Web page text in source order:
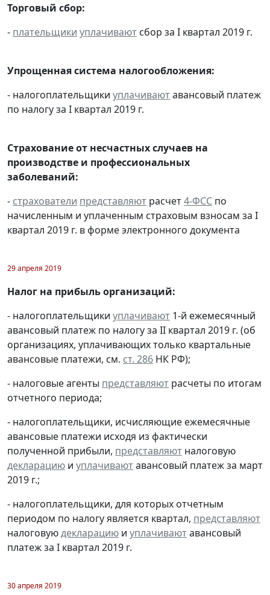
Торговый сбор:
- плательщики уплачивают сбор за I квартал 2019 г.
Упрощенная система налогообложения:
- налогоплательщики уплачиваютавансовый платеж
по налогу за I квартал 2019 г.
Страхование от несчастных случаев на
производстве и профессиональных
заболеваний:
- страхователи представляют расчет4-ФСС по
начисленным и уплаченным страховым взносам за I
квартал 2019 г. в форме электронного документа
29 апреля 2019
Налог на прибыль организаций:
- налогоплательщики уплачивают 1-й ежемесячный
авансовый платеж по налогу за II квартал 2019 г. (об
организациях, уплачивающих только квартальные
авансовые платежи, см. ст. 286 НК РФ);
- налоговые агенты представляют расчеты по итогам
отчетного периода;
- налогоплательщики, исчисляющие ежемесячные
авансовые платежи исходя из фактически
полученной прибыли, представляют налоговую
декларацию и уплачиваютавансовый платеж за март
2019 г.;
- налогоплательщики, для которых отчетным
периодом по налогу является квартал, представляют
налоговуюдекларацию и уплачиваютавансовый
платеж за I квартал 2019 г.
30 апреля 2019